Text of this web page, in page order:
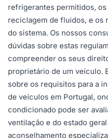
refrigerantes permitidos,
reciclagem de fluidos, e os
do sistema. Os nossos
dúvidas sobre estas
compreender os seus
proprietário de um veículo.
sobre os requisitos para a
de veículos em Portugal,
condicionado pode ser
ventilação e do estado
aconselhamento